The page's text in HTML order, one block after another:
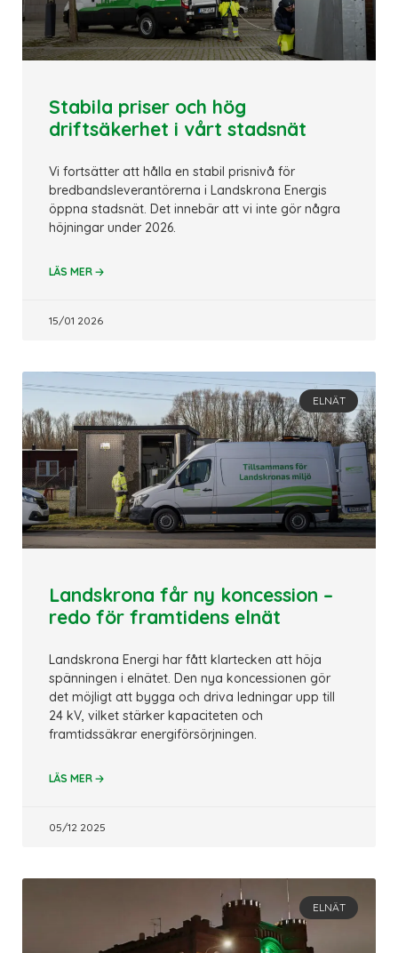
Stabila priser och hög
driftsäkerhet i vårt stadsnät
Vi fortsätter att hålla en stabil prisnivå för
bredbandsleverantörerna i Landskrona Energis
öppna stadsnät. Det innebär att vi inte gör några
höjningar under 2026.
LÄS MER 🡢
15/01 2026
ELNÄT
Landskrona får ny koncession –
redo för framtidens elnät
Landskrona Energi har fått klartecken att höja
spänningen i elnätet. Den nya koncessionen gör
det möjligt att bygga och driva ledningar upp till
24 kV, vilket stärker kapaciteten och
framtidssäkrar energiförsörjningen.
LÄS MER 🡢
05/12 2025
ELNÄT